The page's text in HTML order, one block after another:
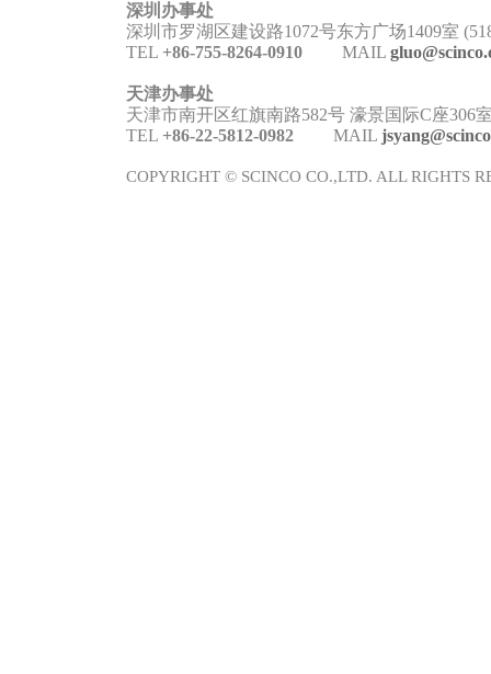
深圳办事处
深圳市罗湖区建设路1072号东方广场1409室
TEL +86-755-8264-0910 MAIL
天津办事处
天津市南开区红旗南路582号 濠景国际C座306
TEL +86-22-5812-0982 MAIL
COPYRIGHT © SCINCO CO.,LTD. ALL RIGHTS